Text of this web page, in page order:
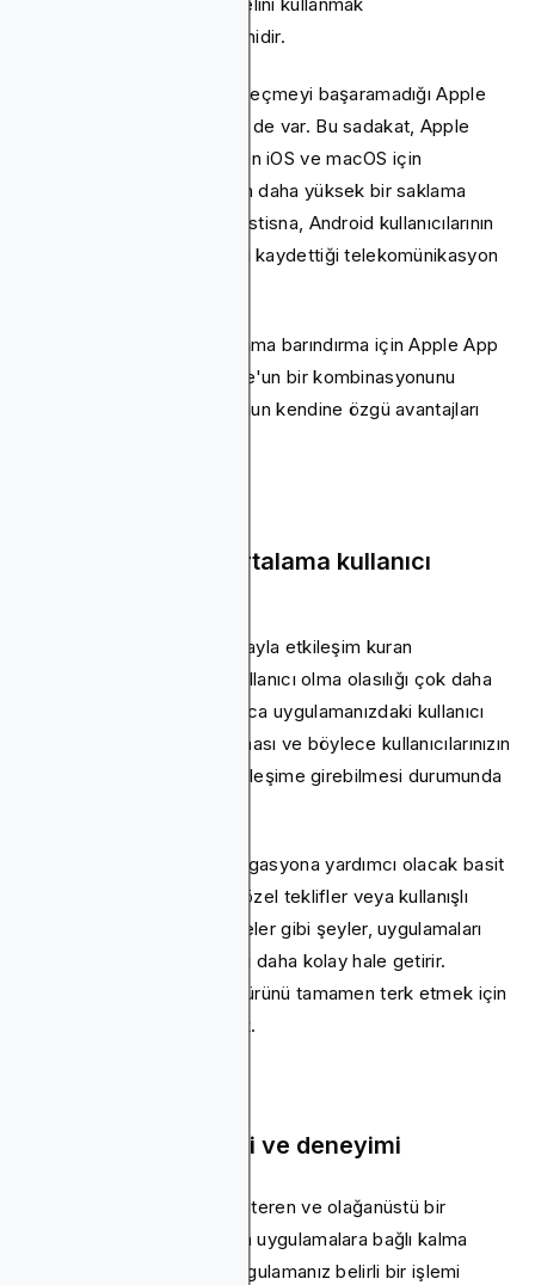
isteyebilmelerinin bir nedenidir.
Tek bir Android şirketinin geçmeyi başaramadığı Apple
markasına sadakat faktörü de var. Bu sadakat, Apple
ekosistemine olan sevgiden iOS ve macOS için
uyarlanmış uygulamalar için daha yüksek bir saklama
oranına kadar uzandı. Tek istisna, Android kullanıcılarının
daha yüksek tutma oranları kaydettiği telekomünikasyon
Birçok pazarlamacı, uygulama barındırma için Apple App
Store ve Google Play Store'un bir kombinasyonunu
kullanır, çünkü her platformun kendine özgü avantajları
Uygulamanızdaki ortalama kullanıcı
Haftalık olarak bir uygulamayla etkileşim kuran
kullanıcıların uzun vadeli kullanıcı olma olasılığı çok daha
yüksektir. Ancak bu, yalnızca uygulamanızdaki kullanıcı
yolculuğunun sorunsuz olması ve böylece kullanıcılarınızın
özelliklerle aktif olarak etkileşime girebilmesi durumunda
İyi düşünülmüş UI/UX, navigasyona yardımcı olacak basit
uygulama içi kılavuzlar ve özel teklifler veya kullanışlı
özellikler için açılır pencereler gibi şeyler, uygulamaları
daha ilgi çekici ve kullanımı daha kolay hale getirir.
Alternatifleri aramak veya ürünü tamamen terk etmek için
hiçbir nedenleri olmayacak.
Uygulamanın değeri ve deneyimi
Kullanıcıların net değer gösteren ve olağanüstü bir
kullanıcı deneyimi sağlayan uygulamalara bağlı kalma
olasılığı daha yüksektir. Uygulamanız belirli bir işlemi